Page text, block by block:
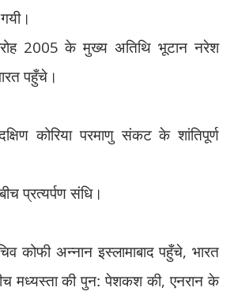
2005 के मुख्य अतिथि भूटान नरेश
पहुँचे।
कोरिया परमाणु संकट के शांतिपूर्ण
प्रत्यर्पण संधि।
कोफी अन्नान इस्लामाबाद पहुँचे,भारत
मध्यस्ता की पुन: पेशकश की,एनरान के